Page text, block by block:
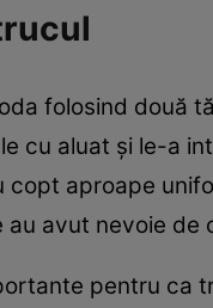
folosind două
cu aluat și le-a
aproape
avut nevoie de
pentru ca